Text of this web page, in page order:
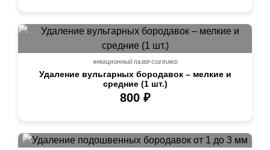
ФРАКЦИОННЫЙ ЛАЗЕР СО2 RUIKD
Удаление вульгарных бородавок – мелкие и
средние (1 шт.)
800 ₽